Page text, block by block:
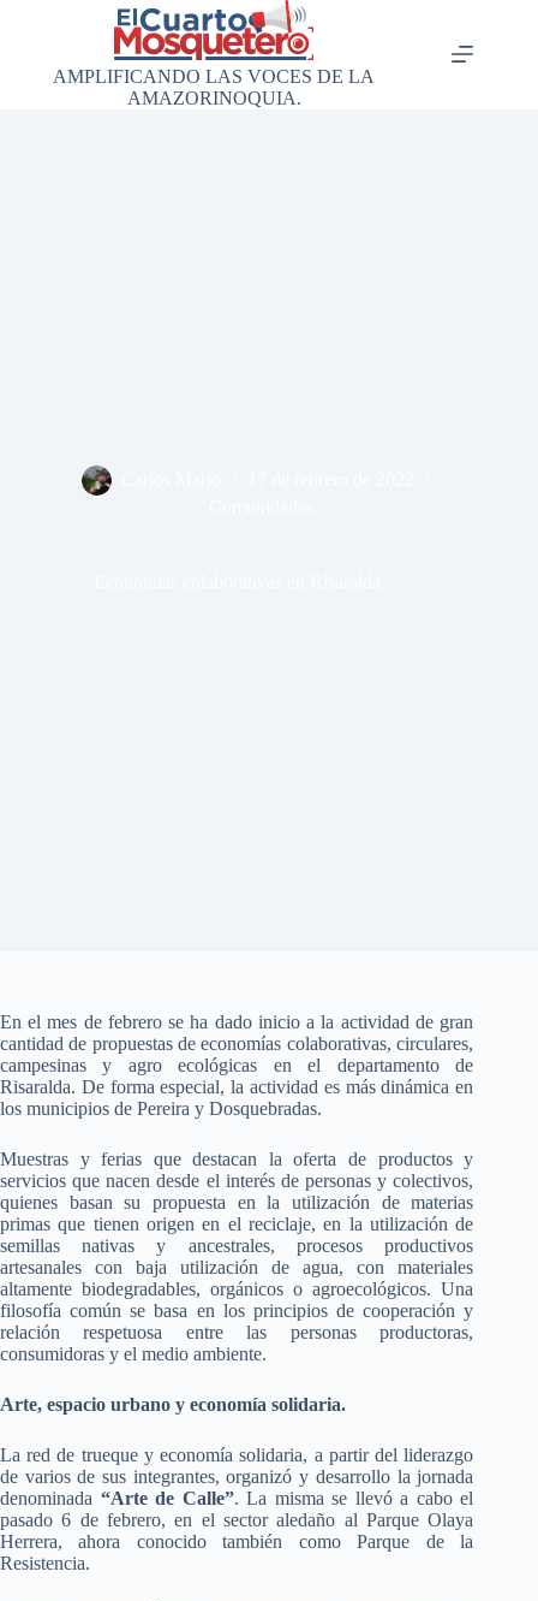
AMPLIFICANDO LAS VOCES DE LA
AMAZORINOQUIA.
En el mes de febrero se ha dado inicio a la actividad de gran
cantidad de propuestas de economías colaborativas, circulares,
campesinas y agro ecológicas en el departamento de
Risaralda. De forma especial, la actividad es más dinámica en
los municipios de Pereira y Dosquebradas.
Muestras y ferias que destacan la oferta de productos y
servicios que nacen desde el interés de personas y colectivos,
quienes basan su propuesta en la utilización de materias
primas que tienen origen en el reciclaje, en la utilización de
semillas nativas y ancestrales, procesos productivos
artesanales con baja utilización de agua, con materiales
altamente biodegradables, orgánicos o agroecológicos. Una
filosofía común se basa en los principios de cooperación y
relación respetuosa entre las personas productoras,
consumidoras y el medio ambiente.
Arte, espacio urbano y economía solidaria.
La red de trueque y economía solidaria, a partir del liderazgo
de varios de sus integrantes, organizó y desarrollo la jornada
denominada “Arte de Calle”. La misma se llevó a cabo el
pasado 6 de febrero, en el sector aledaño al Parque Olaya
Herrera, ahora conocido también como Parque de la
Resistencia.